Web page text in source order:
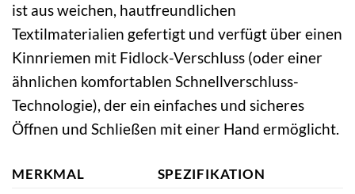
ist aus weichen, hautfreundlichen
Textilmaterialien gefertigt und verfügt über einen
Kinnriemen mit Fidlock-Verschluss (oder einer
ähnlichen komfortablen Schnellverschluss-
Technologie), der ein einfaches und sicheres
Öffnen und Schließen mit einer Hand ermöglicht.
MERKMAL
SPEZIFIKATION